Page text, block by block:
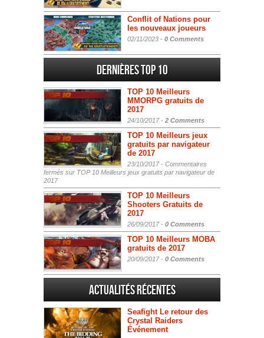
Conflit of Nations pour
les nouveaux joueurs
02/11/2023 - 0 Comments
Dernières Top 10
TOP 10 Meilleurs
MMORPG gratuits de
2017
24/10/2017 - 2 Comments
TOP 10 Meilleurs jeux
gratuits par navigateur
de 2017
23/10/2017 - Commentaires
fermés sur TOP 10 Meilleurs jeux gratuits par navigateur de
2017
TOP 10 Meilleurs
Shooters Gratuits de
2017
26/09/2017 - 0 Comments
TOP 10 Meilleurs MOBA
gratuits de 2017
20/09/2017 - 0 Comments
Actualités Récentes
Seafight Le retour des
Crystal Raiders
Événement